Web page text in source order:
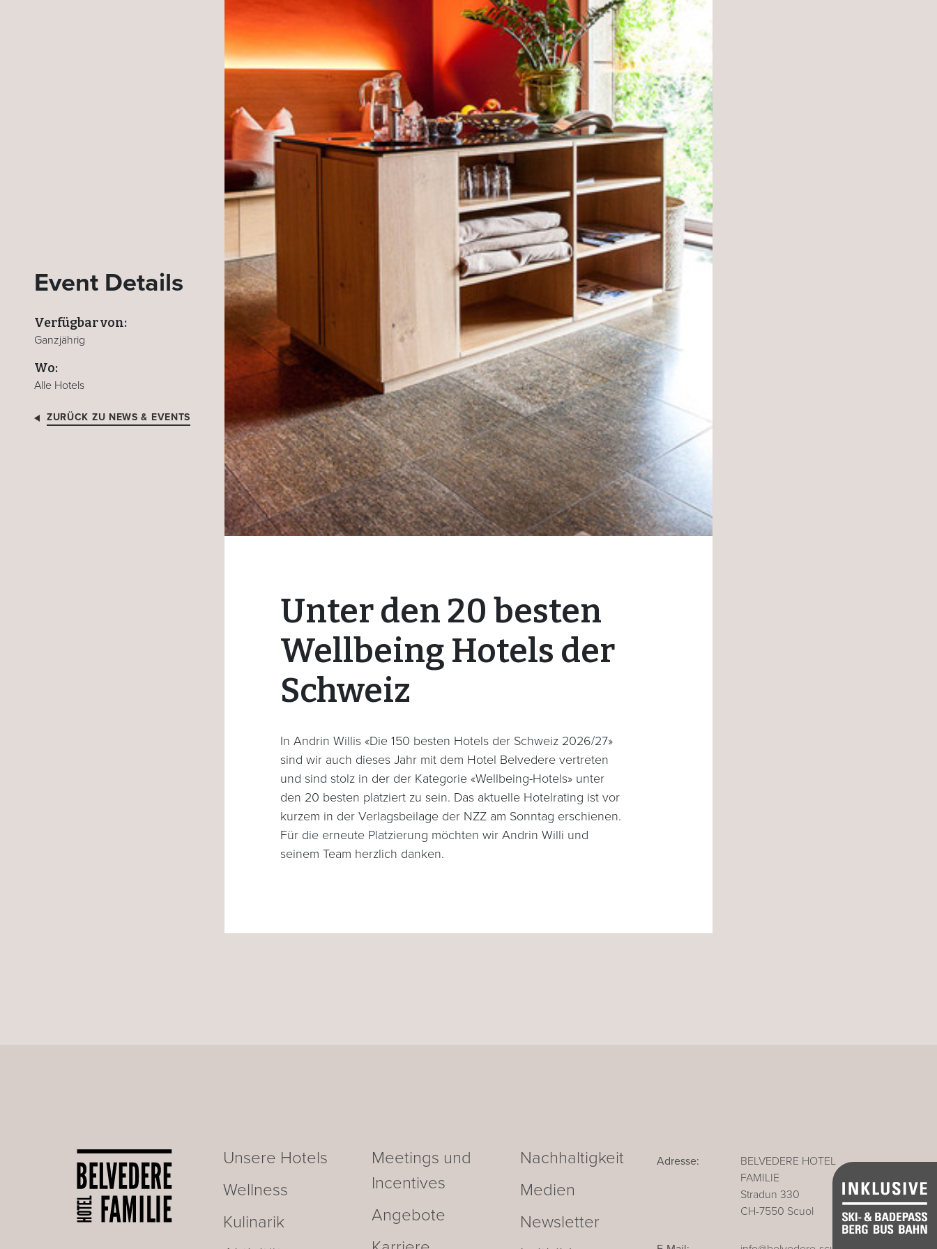
Event Details
Verfügbar von:
Ganzjährig
Wo:
Alle Hotels
ZURÜCK ZU NEWS & EVENTS
Unter den 20 besten
Wellbeing Hotels der
Schweiz
In Andrin Willis «Die 150 besten Hotels der Schweiz 2026/27»
sind wir auch dieses Jahr mit dem Hotel Belvedere vertreten
und sind stolz in der der Kategorie «Wellbeing-Hotels» unter
den 20 besten platziert zu sein. Das aktuelle Hotelrating ist vor
kurzem in der Verlagsbeilage der NZZ am Sonntag erschienen.
Für die erneute Platzierung möchten wir Andrin Willi und
seinem Team herzlich danken.
Unsere Hotels
Wellness
Kulinarik
Meetings und
Incentives
Angebote
Nachhaltigkeit
Medien
Newsletter
Adresse:
BELVEDERE HOTEL
FAMILIE
Stradun 330
CH-7550 Scuol